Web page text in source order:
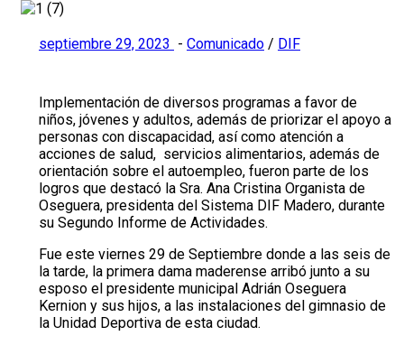
septiembre 29, 2023 - Comunicado / DIF
Implementación de diversos programas a favor de
niños, jóvenes y adultos, además de priorizar el apoyo a
personas con discapacidad, así como atención a
acciones de salud, servicios alimentarios, además de
orientación sobre el autoempleo, fueron parte de los
logros que destacó la Sra. Ana Cristina Organista de
Oseguera, presidenta del Sistema DIF Madero, durante
su Segundo Informe de Actividades.
Fue este viernes 29 de Septiembre donde a las seis de
la tarde, la primera dama maderense arribó junto a su
esposo el presidente municipal Adrián Oseguera
Kernion y sus hijos, a las instalaciones del gimnasio de
la Unidad Deportiva de esta ciudad.